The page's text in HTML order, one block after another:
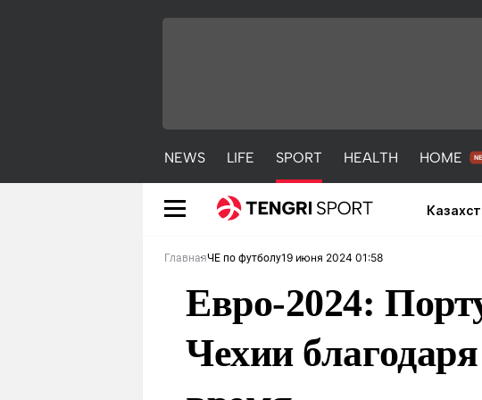
NEWS LIFE SPORT HEALTH HOME
NEWS
ГлавнаяЧЕ по футболу19 июня 2024 01:58
Евро-2024:
Чехии